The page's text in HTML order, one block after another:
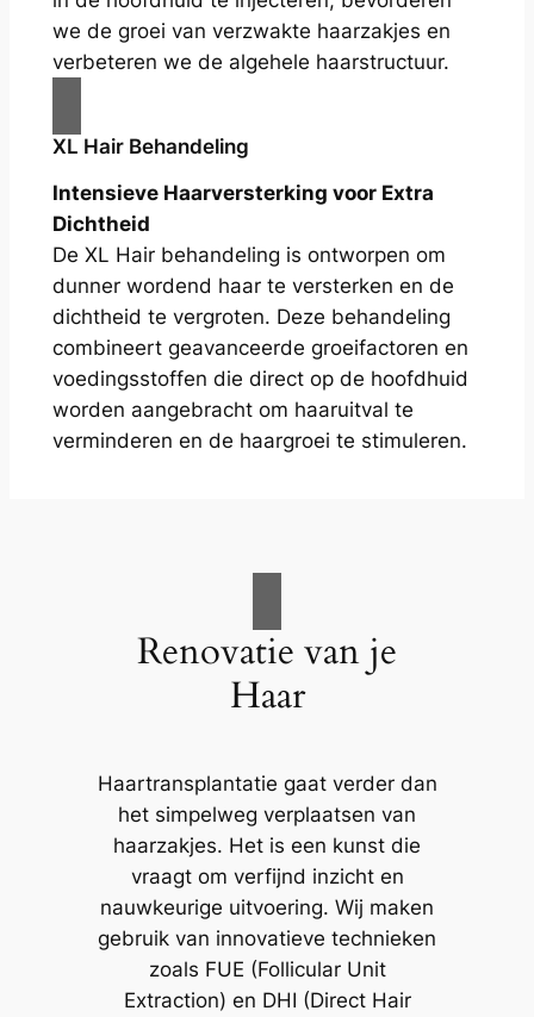
we de groei van verzwakte haarzakjes en
verbeteren we de algehele haarstructuur.
XL Hair Behandeling
Intensieve Haarversterking voor Extra
Dichtheid
De XL Hair behandeling is ontworpen om
dunner wordend haar te versterken en de
dichtheid te vergroten. Deze behandeling
combineert geavanceerde groeifactoren en
voedingsstoffen die direct op de hoofdhuid
worden aangebracht om haaruitval te
verminderen en de haargroei te stimuleren.
Renovatie van je
Haar
Haartransplantatie gaat verder dan
het simpelweg verplaatsen van
haarzakjes. Het is een kunst die
vraagt om verfijnd inzicht en
nauwkeurige uitvoering. Wij maken
gebruik van innovatieve technieken
zoals FUE (Follicular Unit
Extraction) en DHI (Direct Hair